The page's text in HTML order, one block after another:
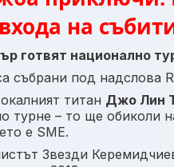
на
готвят национално
събрани под надслова
титан Джо Лин
турне – то ще обиколи
е SME.
Звезди